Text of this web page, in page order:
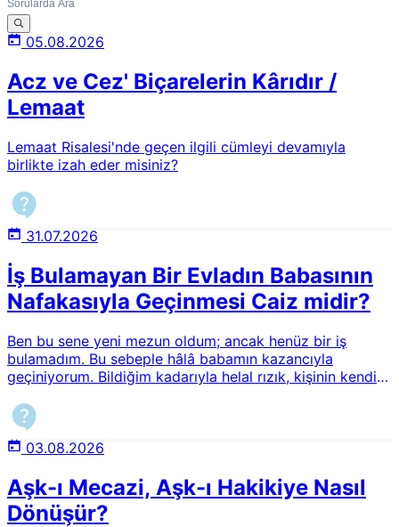
05.08.2026
Acz ve Cez' Biçarelerin Kârıdır /
Lemaat
Lemaat Risalesi'nde geçen ilgili cümleyi devamıyla
birlikte izah eder misiniz?
31.07.2026
İş Bulamayan Bir Evladın Babasının
Nafakasıyla Geçinmesi Caiz midir?
Ben bu sene yeni mezun oldum; ancak henüz bir iş
bulamadım. Bu sebeple hâlâ babamın kazancıyla
geçiniyorum. Bildiğim kadarıyla helal rızık, kişinin kendi
haram olur mu? Bir iş buluncaya kadar nasıl hareket
etmeliyim? Bu meselenin fıkhî hükmü nedir?
03.08.2026
Aşk-ı Mecazi, Aşk-ı Hakikiye Nasıl
Dönüşür?